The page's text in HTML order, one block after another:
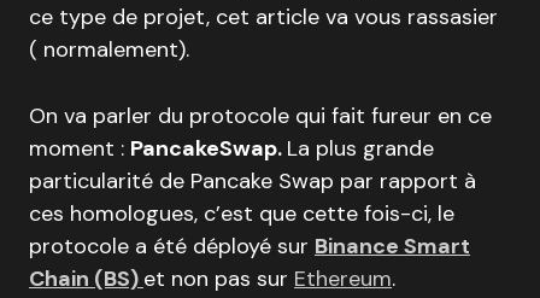
ce type de projet, cet article va vous rassasier
( normalement).
On va parler du protocole qui fait fureur en ce
moment : PancakeSwap. La plus grande
particularité de Pancake Swap par rapport à
ces homologues, c’est que cette fois-ci, le
protocole a été déployé sur Binance Smart
Chain (BS) et non pas sur Ethereum.